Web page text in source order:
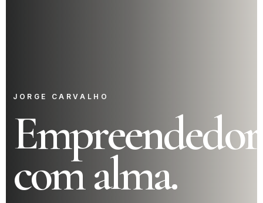
JORGE CARVALHO
com alma.